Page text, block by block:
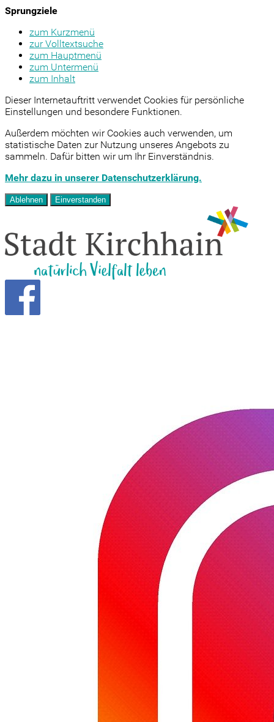
Sprungziele
zum Kurzmenü
zur Volltextsuche
zum Hauptmenü
zum Untermenü
zum Inhalt
Dieser Internetauftritt verwendet Cookies für persönliche
Einstellungen und besondere Funktionen.
Außerdem möchten wir Cookies auch verwenden, um
statistische Daten zur Nutzung unseres Angebots zu
sammeln. Dafür bitten wir um Ihr Einverständnis.
Mehr dazu in unserer Datenschutzerklärung.
Ablehnen Einverstanden